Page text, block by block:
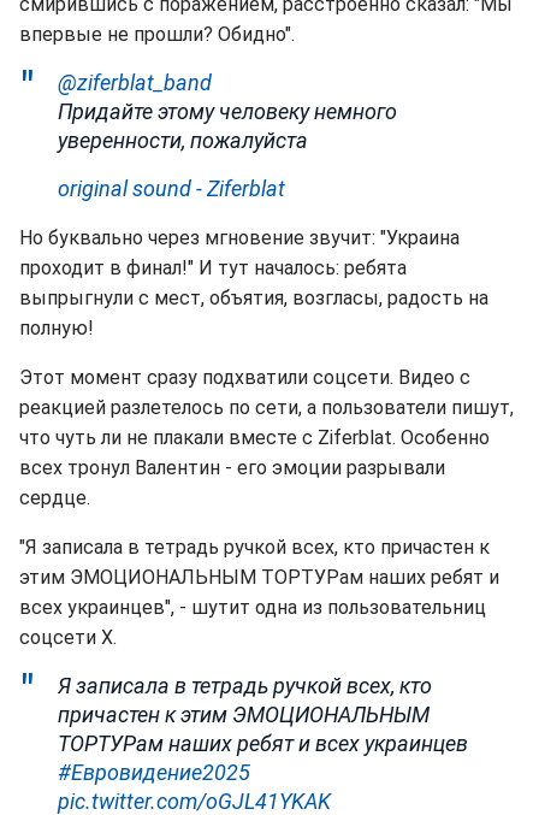
впервые не прошли? Обидно".
@ziferblat_band
Придайте этому человеку немного
уверенности, пожалуйста
original sound - Ziferblat
Но буквально через мгновение звучит: "Украина
проходит в финал!" И тут началось: ребята
выпрыгнули с мест, объятия, возгласы, радость на
полную!
Этот момент сразу подхватили соцсети. Видео с
реакцией разлетелось по сети, а пользователи пишут,
что чуть ли не плакали вместе с Ziferblat. Особенно
всех тронул Валентин - его эмоции разрывали
сердце.
"Я записала в тетрадь ручкой всех, кто причастен к
этим ЭМОЦИОНАЛЬНЫМ ТОРТУРам наших ребят и
всех украинцев", - шутит одна из пользовательниц
соцсети X.
Я записала в тетрадь ручкой всех, кто
причастен к этим ЭМОЦИОНАЛЬНЫМ
ТОРТУРам наших ребят и всех украинцев
#Евровидение2025
pic.twitter.com/oGJL41YKAK